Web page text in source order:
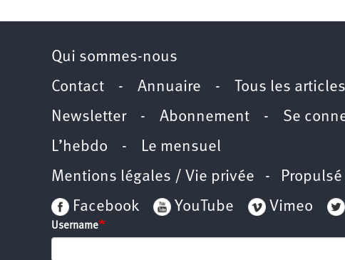
Qui sommes-nous
Contact - Annuaire - Tous les articles
Newsletter- Abonnement - Se
L’hebdo - Le mensuel
Mentions légales / Vie privée - Propulsé
Facebook
YouTube Vimeo
Username